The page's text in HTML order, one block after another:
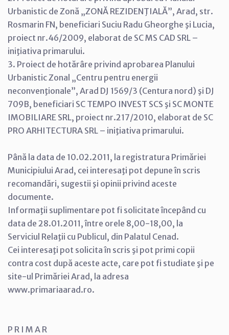
Urbanistic de Zonă „ZONĂ REZIDENŢIALĂ”, Arad, str.
Rosmarin FN, beneficiari Suciu Radu Gheorghe şi Lucia,
proiect nr.46/2009, elaborat de SC MS CAD SRL –
iniţiativa primarului.
3. Proiect de hotărâre privind aprobarea Planului
Urbanistic Zonal „Centru pentru energii
neconvenţionale”, Arad DJ 1569/3 (Centura nord) şi DJ
709B, beneficiari SC TEMPO INVEST SCS şi SC MONTE
IMOBILIARE SRL, proiect nr.217/2010, elaborat de SC
PRO ARHITECTURA SRL – iniţiativa primarului.
Până la data de 10.02.2011, la registratura Primăriei
Municipiului Arad, cei interesaţi pot depune în scris
recomandări, sugestii şi opinii privind aceste
documente.
Informaţii suplimentare pot fi solicitate începând cu
data de 28.01.2011, între orele 8,00-18,00, la
Serviciul Relaţii cu Publicul, din Palatul Cenad.
Cei interesaţi pot solicita în scris şi pot primi copii
contra cost după aceste acte, care pot fi studiate şi pe
site-ul Primăriei Arad, la adresa
www.primariaarad.ro.
P R I M A R